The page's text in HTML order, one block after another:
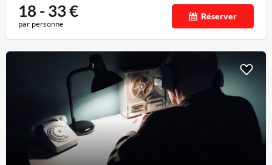
18 - 33€
par personne
Réserver